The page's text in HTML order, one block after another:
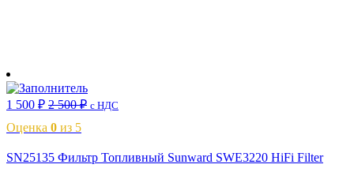
1 500 ₽ 2 500₽ с НДС
Оценка 0 из 5
SN25135 Фильтр Топливный Sunward SWE3220 HiFi Filter